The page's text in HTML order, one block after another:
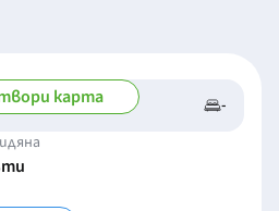
-/- -
карта